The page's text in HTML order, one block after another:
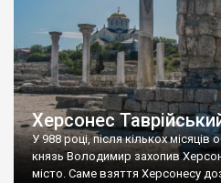
Херсонес
У 988 році, після кількох місяців
князь Володимир захопив
місто. Саме взяття Херсонесу